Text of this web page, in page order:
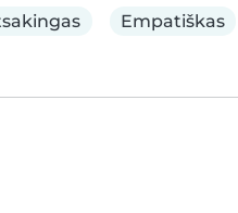
Empatiškas